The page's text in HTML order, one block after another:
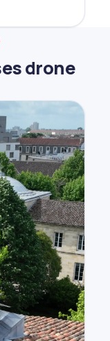
drone